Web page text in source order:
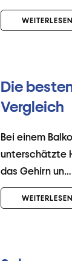
Die
Vergleich
Bei einem
unterschätzte
das Gehirn un…